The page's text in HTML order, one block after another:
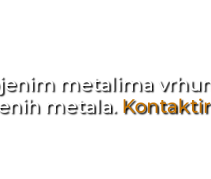
metalima
metala.